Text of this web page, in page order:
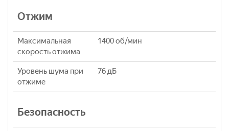
Отжим
Максимальная
скорость отжима
1400 об/мин
Уровень шума при
отжиме
76 дБ
Безопасность